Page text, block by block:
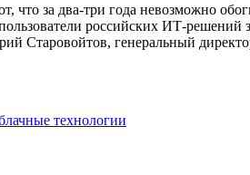
за два-три года невозможно
российских ИТ-решений
Старовойтов, генеральный
технологии